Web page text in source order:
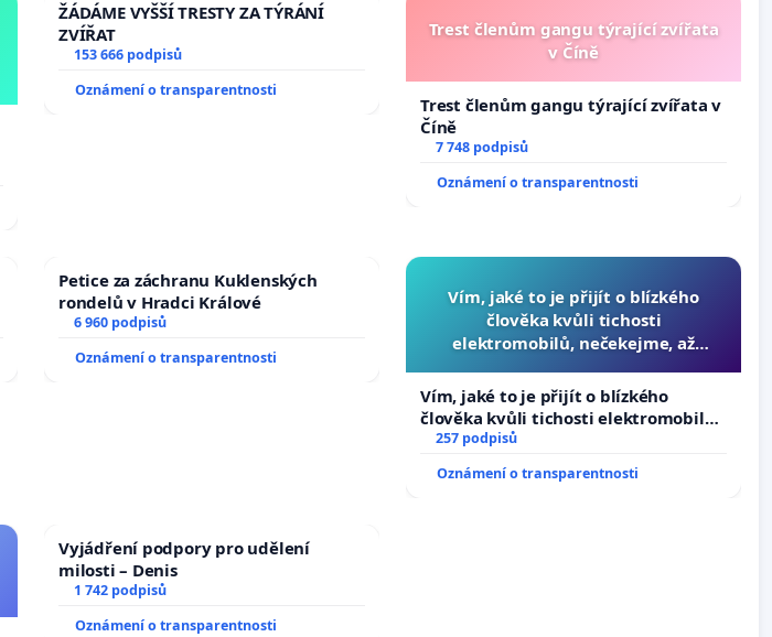
ŽÁDÁME VYŠŠÍ TRESTY ZA TÝRÁNÍ
ZVÍŘAT
153 666 podpisů
Oznámení o transparentnosti
Trest členům gangu týrající zvířata
v Číně
Trest členům gangu týrající zvířata v
Číně
7 748 podpisů
Oznámení o transparentnosti
Petice za záchranu Kuklenských
rondelů v Hradci Králové
6 960 podpisů
Oznámení o transparentnosti
Vím, jaké to je přijít o blízkého
člověka kvůli tichosti
elektromobilů, nečekejme, až
auta!
Vím, jaké to je přijít o blízkého
člověka kvůli tichosti elektromobilů,
nečekejme, až přibydou další,
zaveďme slyšitelná auta!
257 podpisů
Oznámení o transparentnosti
Vyjádření podpory pro udělení
milosti – Denis
1 742 podpisů
Oznámení o transparentnosti